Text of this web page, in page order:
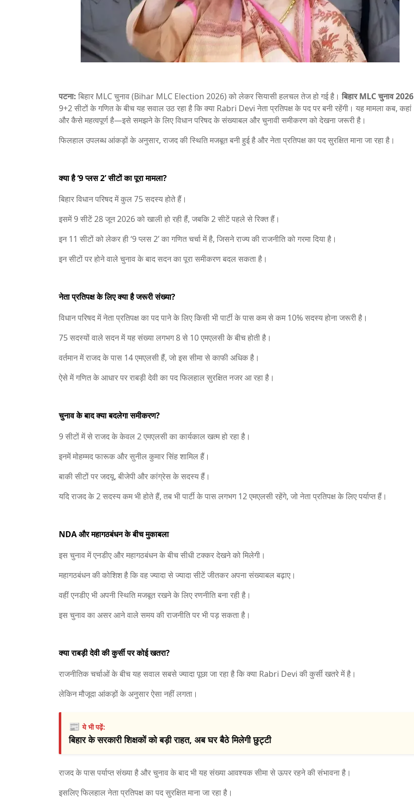
पटना: बिहार MLC चुनाव (Bihar MLC Election 2026) को लेकर सियासी हलचल तेज हो गई है।बिहार MLC चुनाव 2026
9+2 सीटों के गणित के बीच यह सवाल उठ रहा है कि क्या Rabri Devi नेता प्रतिपक्ष के पद पर बनी रहेंगी। यह मामला कब, कहां
और कैसे महत्वपूर्ण है—इसे समझने के लिए विधान परिषद के संख्याबल और चुनावी समीकरण को देखना जरूरी है।
फिलहाल उपलब्ध आंकड़ों के अनुसार, राजद की स्थिति मजबूत बनी हुई है और नेता प्रतिपक्ष का पद सुरक्षित माना जा रहा है।
क्या है ‘9 प्लस 2’ सीटों का पूरा मामला?
बिहार विधान परिषद में कुल 75 सदस्य होते हैं।
इसमें 9 सीटें 28 जून 2026 को खाली हो रही हैं, जबकि 2 सीटें पहले से रिक्त हैं।
इन 11 सीटों को लेकर ही ‘9 प्लस 2’ का गणित चर्चा में है, जिसने राज्य की राजनीति को गरमा दिया है।
इन सीटों पर होने वाले चुनाव के बाद सदन का पूरा समीकरण बदल सकता है।
नेता प्रतिपक्ष के लिए क्या है जरूरी संख्या?
विधान परिषद में नेता प्रतिपक्ष का पद पाने के लिए किसी भी पार्टी के पास कम से कम 10% सदस्य होना जरूरी है।
75 सदस्यों वाले सदन में यह संख्या लगभग 8 से 10 एमएलसी के बीच होती है।
वर्तमान में राजद के पास 14 एमएलसी हैं, जो इस सीमा से काफी अधिक है।
ऐसे में गणित के आधार पर राबड़ी देवी का पद फिलहाल सुरक्षित नजर आ रहा है।
चुनाव के बाद क्या बदलेगा समीकरण?
9 सीटों में से राजद के केवल 2 एमएलसी का कार्यकाल खत्म हो रहा है।
इनमें मोहम्मद फारूक और सुनील कुमार सिंह शामिल हैं।
बाकी सीटों पर जदयू, बीजेपी और कांग्रेस के सदस्य हैं।
यदि राजद के 2 सदस्य कम भी होते हैं, तब भी पार्टी के पास लगभग 12 एमएलसी रहेंगे, जो नेता प्रतिपक्ष के लिए पर्याप्त हैं।
NDA और महागठबंधन के बीच मुकाबला
इस चुनाव में एनडीए और महागठबंधन के बीच सीधी टक्कर देखने को मिलेगी।
महागठबंधन की कोशिश है कि वह ज्यादा से ज्यादा सीटें जीतकर अपना संख्याबल बढ़ाए।
वहीं एनडीए भी अपनी स्थिति मजबूत रखने के लिए रणनीति बना रही है।
इस चुनाव का असर आने वाले समय की राजनीति पर भी पड़ सकता है।
क्या राबड़ी देवी की कुर्सी पर कोई खतरा?
राजनीतिक चर्चाओं के बीच यह सवाल सबसे ज्यादा पूछा जा रहा है कि क्या Rabri Devi की कुर्सी खतरे में है।
लेकिन मौजूदा आंकड़ों के अनुसार ऐसा नहीं लगता।
📰ये भी पढ़ें:
बिहार के सरकारी शिक्षकों को बड़ी राहत, अब घर बैठे मिलेगी छुट्टी
राजद के पास पर्याप्त संख्या है और चुनाव के बाद भी यह संख्या आवश्यक सीमा से ऊपर रहने की संभावना है।
इसलिए फिलहाल नेता प्रतिपक्ष का पद सुरक्षित माना जा रहा है।